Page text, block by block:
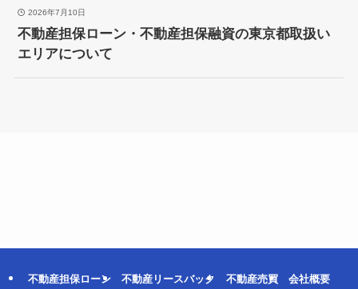
2026年7月10日
不動産担保ローン・不動産担保融資の東京都取扱い
エリアについて
不動産担保ローン 不動産リースバック 不動産売買 会社概要